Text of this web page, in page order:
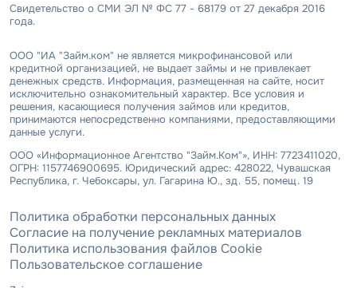
Свидетельство о СМИ ЭЛ № ФС 77 - 68179 от 27 декабря 2016
года.
ООО "ИА "Займ.ком" не является микрофинансовой или
кредитной организацией, не выдает займы и не привлекает
денежных средств. Информация, размещенная на сайте, носит
исключительно ознакомительный характер. Все условия и
решения, касающиеся получения займов или кредитов,
принимаются непосредственно компаниями, предоставляющими
данные услуги.
ООО «Информационное Агентство "Займ.Ком"», ИНН: 7723411020,
ОГРН: 1157746900695. Юридический адрес: 428022, Чувашская
Республика, г. Чебоксары, ул. Гагарина Ю., зд. 55, помещ. 19
Политика обработки персональных данных
Согласие на получение рекламных материалов
Политика использования файлов Cookie
Пользовательское соглашение